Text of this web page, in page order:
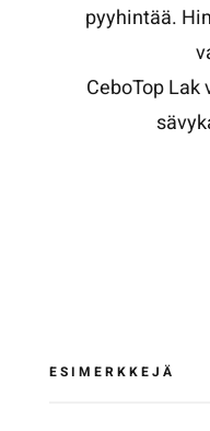
pyyhintää.
CeboTop
ESIMERKKEJÄ